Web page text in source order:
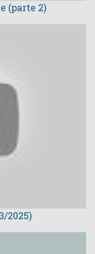
(parte 2)
2025)